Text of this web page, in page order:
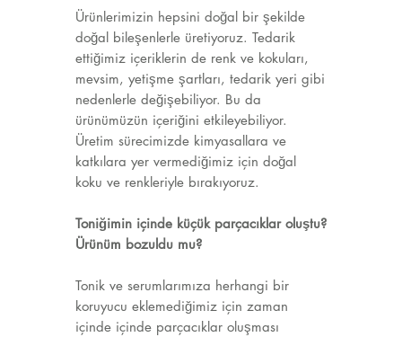
Ürünlerimizin hepsini doğal bir şekilde
doğal bileşenlerle üretiyoruz. Tedarik
ettiğimiz içeriklerin de renk ve kokuları,
mevsim, yetişme şartları, tedarik yeri gibi
nedenlerle değişebiliyor. Bu da
ürünümüzün içeriğini etkileyebiliyor.
Üretim sürecimizde kimyasallara ve
katkılara yer vermediğimiz için doğal
koku ve renkleriyle bırakıyoruz.
Toniğimin içinde küçük parçacıklar oluştu?
Ürünüm bozuldu mu?
Tonik ve serumlarımıza herhangi bir
koruyucu eklemediğimiz için zaman
içinde içinde parçacıklar oluşması